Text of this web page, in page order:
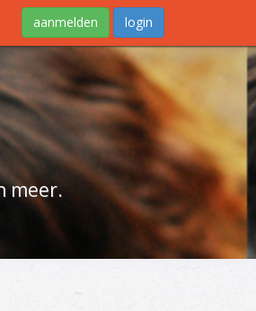
meer.
aanmelden login